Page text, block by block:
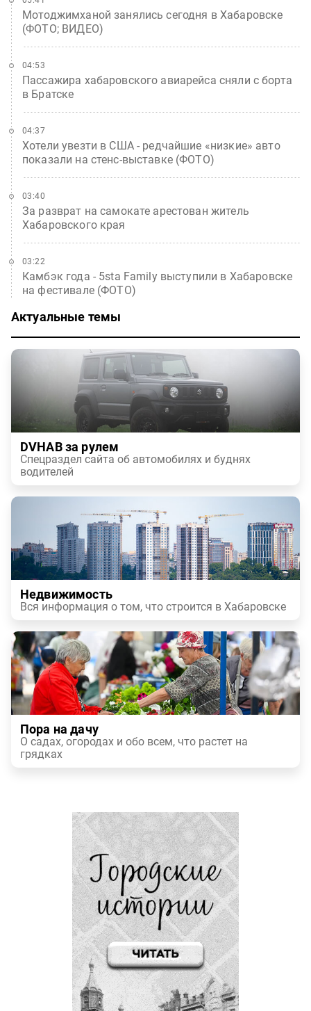
Мотоджимханой занялись сегодня в Хабаровске
(ФОТО; ВИДЕО)
Пассажира хабаровского авиарейса сняли с борта
в Братске
04:53
Хотели увезти в США - редчайшие «низкие» авто
показали на стенс-выставке (ФОТО)
04:37
За разврат на самокате арестован житель
Хабаровского края
03:40
Камбэк года - 5sta Family выступили в Хабаровске
на фестивале (ФОТО)
03:22
Актуальные темы
DVHAB за рулем
Спецраздел сайта об автомобилях и буднях
водителей
Недвижимость
Вся информация о том, что строится в Хабаровске
Пора на дачу
О садах, огородах и обо всем, что растет на
грядках